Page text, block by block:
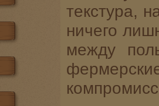
текстура,
ничего
между